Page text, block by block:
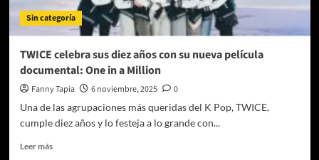
+QUE
CINE
Sin categoría
TWICE celebra sus diez años con su nueva película
documental: One in a Million
Fanny Tapia 6 noviembre, 2025
0
Una de las agrupaciones más queridas del K Pop, TWICE,
cumple diez años y lo festeja a lo grande con...
Leer másLeer